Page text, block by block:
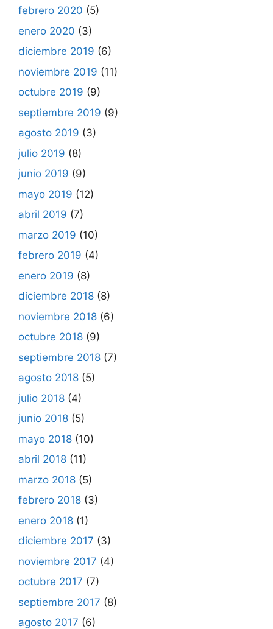
febrero 2020 (5)
enero 2020 (3)
diciembre 2019 (6)
noviembre 2019 (11)
octubre 2019 (9)
septiembre 2019 (9)
agosto 2019 (3)
julio 2019 (8)
junio 2019 (9)
mayo 2019 (12)
abril 2019 (7)
marzo 2019 (10)
febrero 2019 (4)
enero 2019 (8)
diciembre 2018 (8)
noviembre 2018 (6)
octubre 2018 (9)
septiembre 2018 (7)
agosto 2018 (5)
julio 2018 (4)
junio 2018 (5)
mayo 2018 (10)
abril 2018 (11)
marzo 2018 (5)
febrero 2018 (3)
enero 2018 (1)
diciembre 2017 (3)
noviembre 2017 (4)
octubre 2017 (7)
septiembre 2017 (8)
agosto 2017 (6)